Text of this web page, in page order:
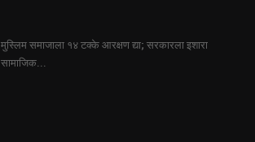
मुस्लिम समाजाला १४ टक्के आरक्षण द्या; सरकारला इशारा
सामाजिक...